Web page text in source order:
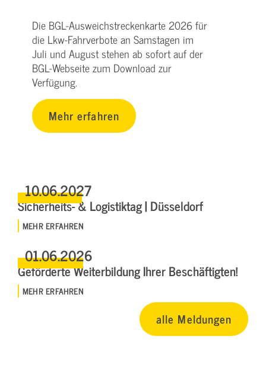
Die BGL-Ausweichstreckenkarte 2026 für
die Lkw-Fahrverbote an Samstagen im
Juli und August stehen ab sofort auf der
BGL-Webseite zum Download zur
Verfügung.
Mehr erfahren
10.06.2027
Sicherheits- & Logistiktag | Düsseldorf
MEHR ERFAHREN
01.06.2026
Geförderte Weiterbildung Ihrer Beschäftigten!
MEHR ERFAHREN
alle Meldungen